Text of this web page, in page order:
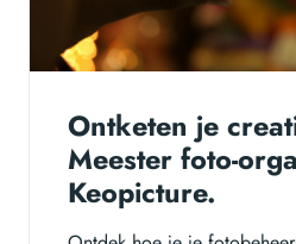
Ontketen je
Meester foto-
Keopicture.